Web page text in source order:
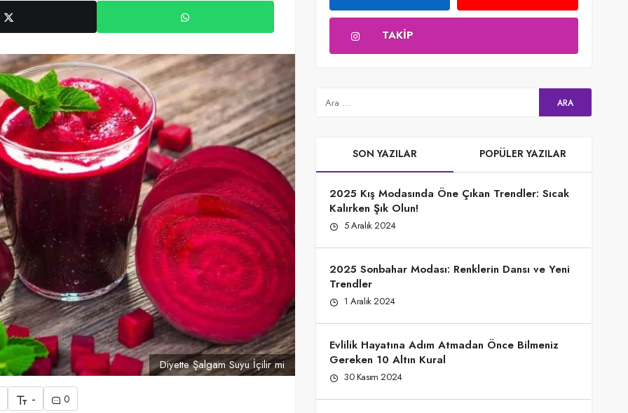
Diyette Şalgam Suyu İçilir mi
- 0
TAKIP
SON YAZILAR POPÜLER YAZILAR
2025 Kış Modasında Öne Çıkan Trendler: Sıcak
Kalırken Şık Olun!
5 Aralık 2024
2025 Sonbahar Modası: Renklerin Dansı ve Yeni
Trendler
1 Aralık 2024
Evlilik Hayatına Adım Atmadan Önce Bilmeniz
Gereken 10 Altın Kural
30 Kasım 2024